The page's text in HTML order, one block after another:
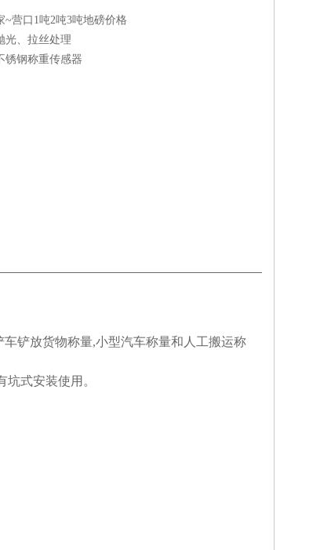
~营口1吨2吨3吨地磅价格
光、拉丝处理
锈钢称重传感器
铲放货物称量,小型汽车称量和人工搬运称
坑式安装使用。